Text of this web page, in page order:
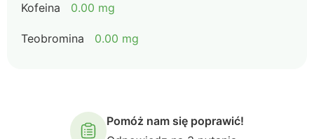
Kofeina 0.00 mg
Teobromina 0.00 mg
Pomóż nam się poprawić!